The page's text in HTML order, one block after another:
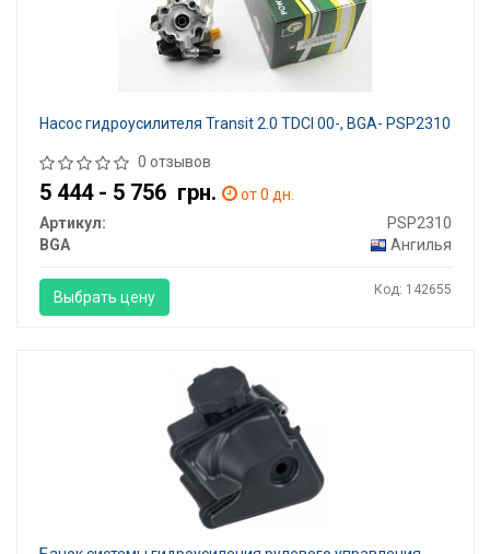
Насос гидроусилителя Transit 2.0 TDCI 00-, BGA- PSP2310
0 отзывов
5 444 - 5 756 грн.
от 0 дн.
Артикул:
PSP2310
BGA
Ангилья
Выбрать цену Код: 142655